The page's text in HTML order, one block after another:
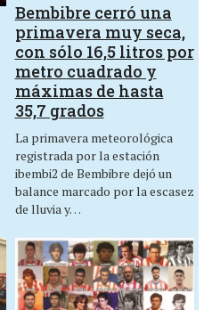
Bembibre cerró una
primavera muy seca,
con sólo 16,5 litros por
metro cuadrado y
máximas de hasta
35,7 grados
La primavera meteorológica
registrada por la estación
ibembi2 de Bembibre dejó un
balance marcado por la escasez
de lluvia y…